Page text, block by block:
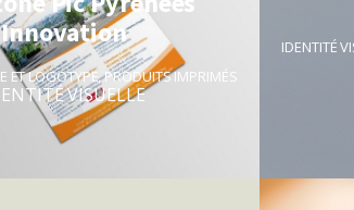
Innovation
ET LOGOTYPE,PRODUITS IMPRIMÉS
VISUELLE
IDENTITÉ